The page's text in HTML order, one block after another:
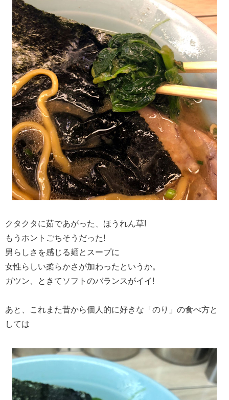
クタクタに茹であがった、ほうれん草!
もうホントごちそうだった!
男らしさを感じる麺とスープに
女性らしい柔らかさが加わったというか。
ガツン、ときてソフトのバランスがイイ!
あと、これまた昔から個人的に好きな「のり」の食べ方と
しては